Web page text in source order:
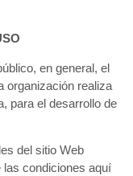
en general, el
organización realiza
para el desarrollo de
del sitio Web
las condiciones aquí